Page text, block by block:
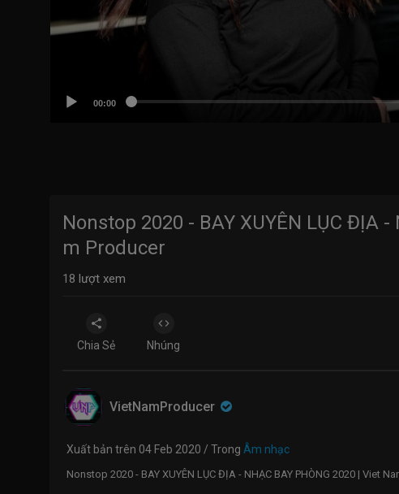
00:00
Nonstop 2020 - BAY XUYÊN LỤC ĐỊA
m Producer
18 lượt xem
Chia Sẻ Nhúng
VietNamProducer
Xuất bản trên 04 Feb 2020 / Trong Âm nhạc
Nonstop 2020 - BAY XUYÊN LỤC ĐỊA - NHẠC BAY PHÒNG 2020 | Viet